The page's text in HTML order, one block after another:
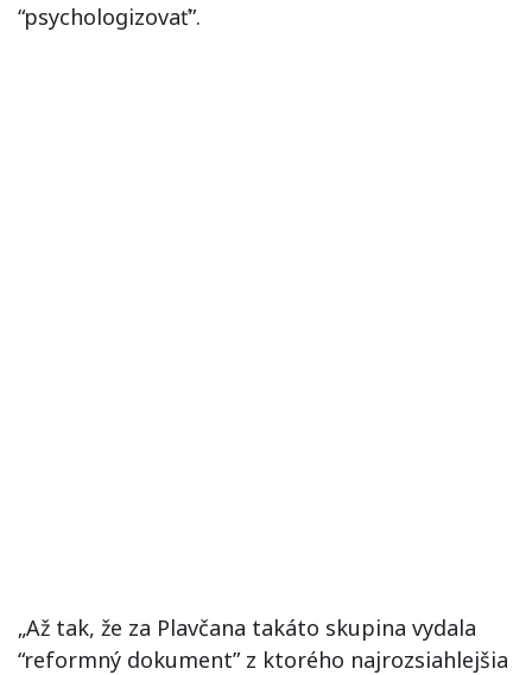
“psychologizovať”.
„Až tak, že za Plavčana takáto skupina vydala
“reformný dokument” z ktorého najrozsiahlejšia